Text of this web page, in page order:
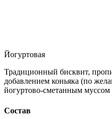
Йогуртовая
Традиционный бисквит,
добавлением коньяка (по
йогуртово-сметанным
Состав